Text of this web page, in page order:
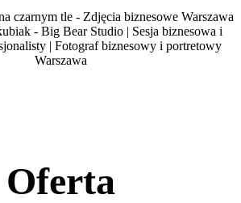
Oferta